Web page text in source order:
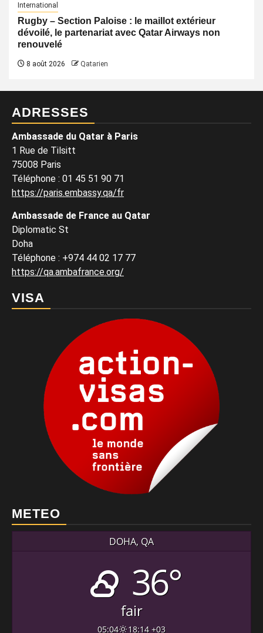
International
Rugby – Section Paloise : le maillot extérieur
dévoilé, le partenariat avec Qatar Airways non
renouvelé
8 août 2026 Qatarien
ADRESSES
Ambassade du Qatar à Paris
1 Rue de Tilsitt
75008 Paris
Téléphone : 01 45 51 90 71
https://paris.embassy.qa/fr
Ambassade de France au Qatar
Diplomatic St
Doha
Téléphone : +974 44 02 17 77
https://qa.ambafrance.org/
VISA
METEO
DOHA, QA
36°
fair
05:04 18:14 +03